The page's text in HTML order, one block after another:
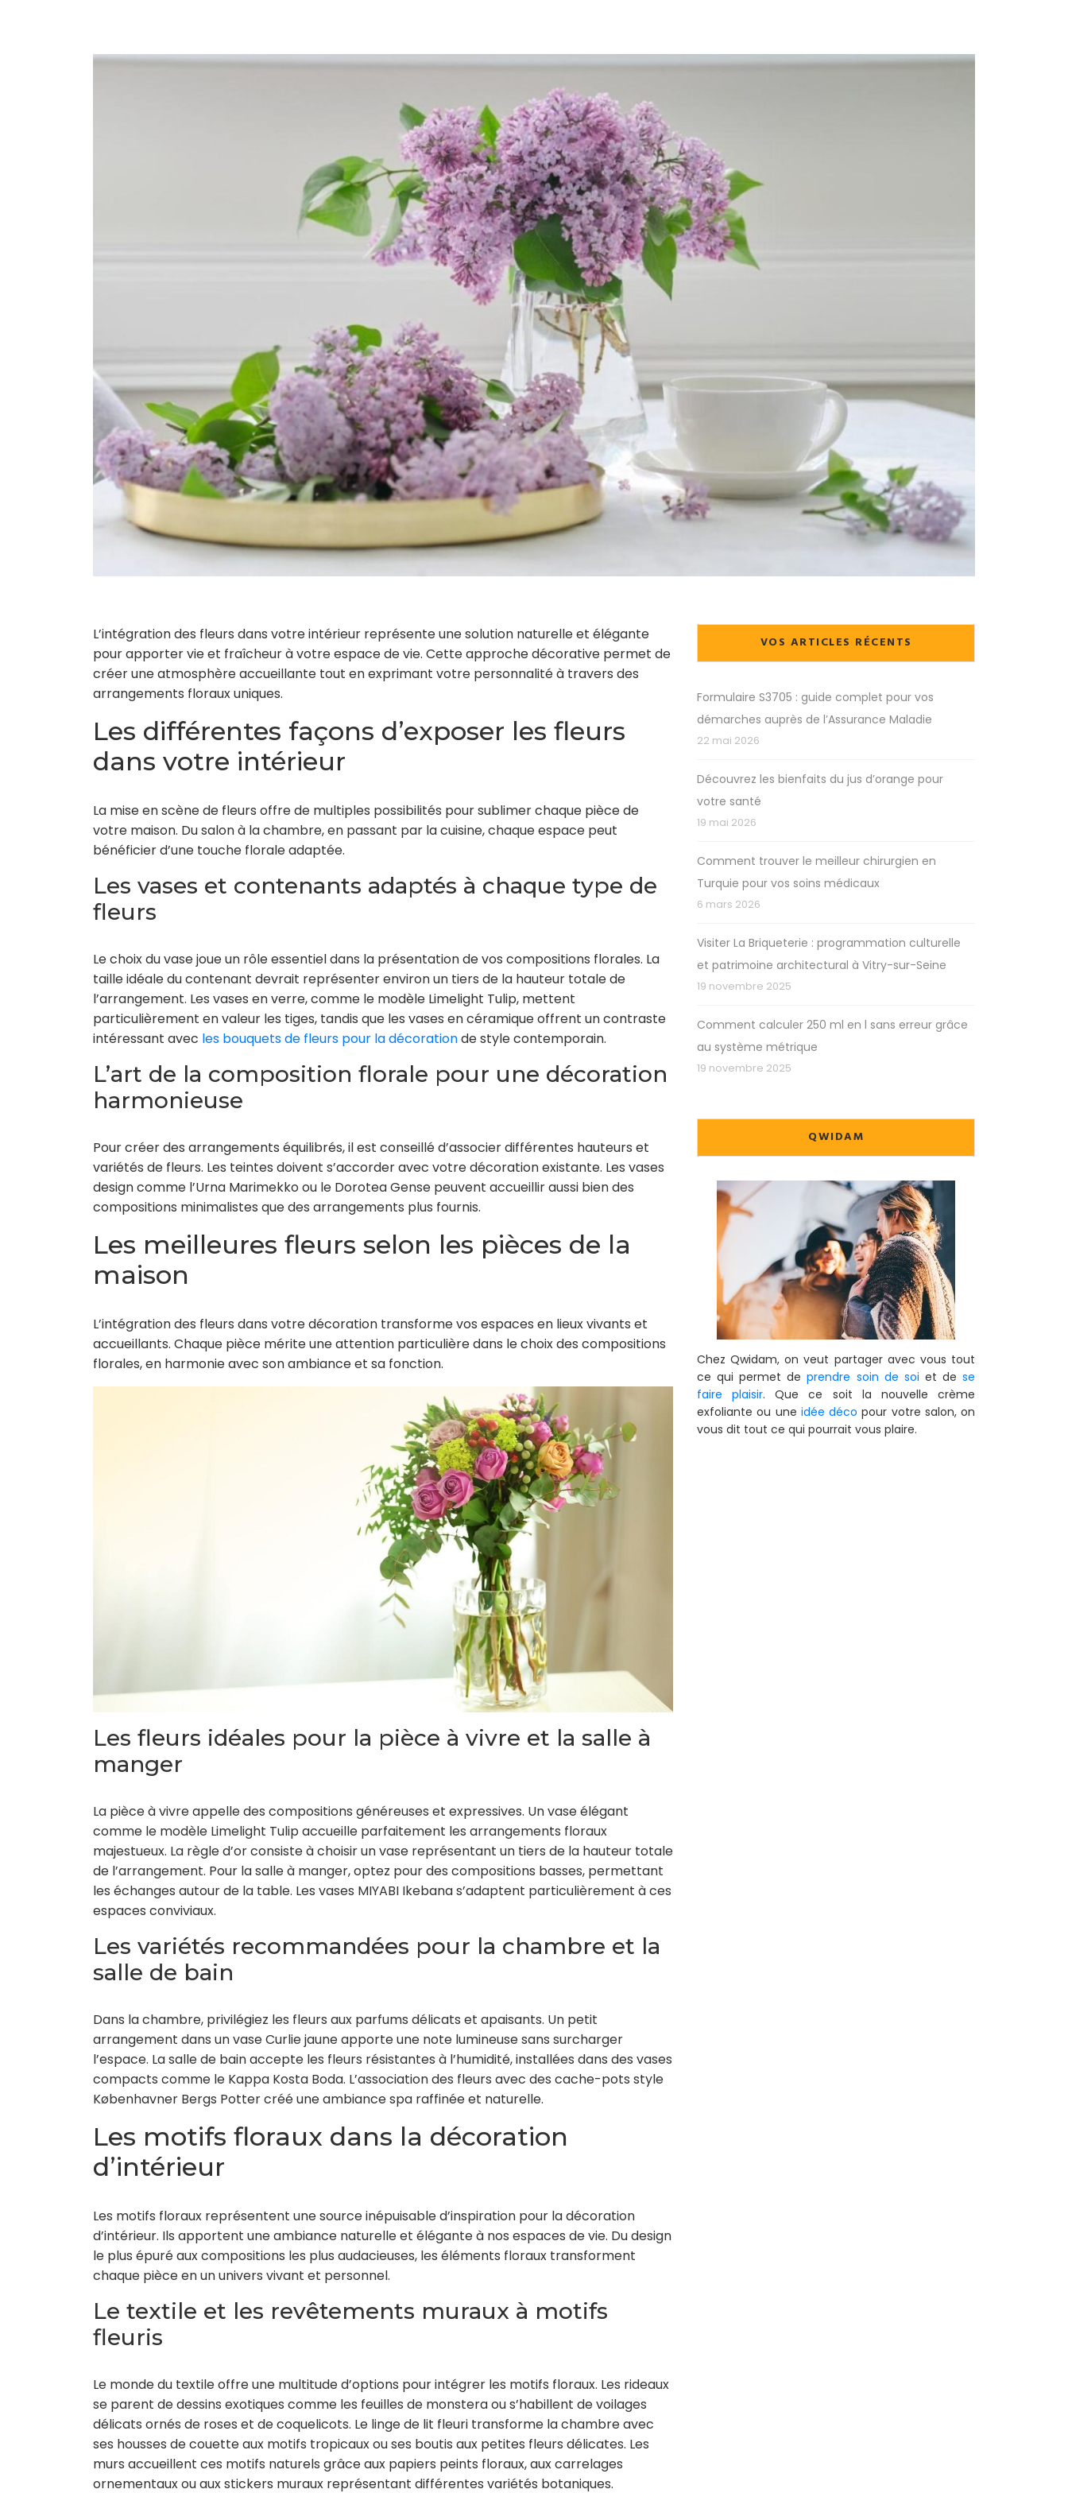
L’intégration des fleurs dans votre intérieur représente une solution naturelle et élégante
pour apporter vie et fraîcheur à votre espace de vie. Cette approche décorative permet de
créer une atmosphère accueillante tout en exprimant votre personnalité à travers des
arrangements floraux uniques.
Les différentes façons d’exposer les fleurs
dans votre intérieur
La mise en scène de fleurs offre de multiples possibilités pour sublimer chaque pièce de
votre maison. Du salon à la chambre, en passant par la cuisine, chaque espace peut
bénéficier d’une touche florale adaptée.
Les vases et contenants adaptés à chaque type de
fleurs
Le choix du vase joue un rôle essentiel dans la présentation de vos compositions florales. La
taille idéale du contenant devrait représenter environ un tiers de la hauteur totale de
l’arrangement. Les vases en verre, comme le modèle Limelight Tulip, mettent
particulièrement en valeur les tiges, tandis que les vases en céramique offrent un contraste
intéressant avec les bouquets de fleurs pour la décorationde style contemporain.
L’art de la composition florale pour une décoration
harmonieuse
Pour créer des arrangements équilibrés, il est conseillé d’associer différentes hauteurs et
variétés de fleurs. Les teintes doivent s’accorder avec votre décoration existante. Les vases
design comme l’Urna Marimekko ou le Dorotea Gense peuvent accueillir aussi bien des
compositions minimalistes que des arrangements plus fournis.
Les meilleures fleurs selon les pièces de la
maison
L’intégration des fleurs dans votre décoration transforme vos espaces en lieux vivants et
accueillants. Chaque pièce mérite une attention particulière dans le choix des compositions
florales, en harmonie avec son ambiance et sa fonction.
Les fleurs idéales pour la pièce à vivre et la salle à
manger
La pièce à vivre appelle des compositions généreuses et expressives. Un vase élégant
comme le modèle Limelight Tulip accueille parfaitement les arrangements floraux
majestueux. La règle d’or consiste à choisir un vase représentant un tiers de la hauteur totale
de l’arrangement. Pour la salle à manger, optez pour des compositions basses, permettant
les échanges autour de la table. Les vases MIYABI Ikebana s’adaptent particulièrement à ces
espaces conviviaux.
Les variétés recommandées pour la chambre et la
salle de bain
Dans la chambre, privilégiez les fleurs aux parfums délicats et apaisants. Un petit
arrangement dans un vase Curlie jaune apporte une note lumineuse sans surcharger
l’espace. La salle de bain accepte les fleurs résistantes à l’humidité, installées dans des vases
compacts comme le Kappa Kosta Boda. L’association des fleurs avec des cache-pots style
Københavner Bergs Potter créé une ambiance spa raffinée et naturelle.
Les motifs floraux dans la décoration
d’intérieur
Les motifs floraux représentent une source inépuisable d’inspiration pour la décoration
d’intérieur. Ils apportent une ambiance naturelle et élégante à nos espaces de vie. Du design
le plus épuré aux compositions les plus audacieuses, les éléments floraux transforment
chaque pièce en un univers vivant et personnel.
Le textile et les revêtements muraux à motifs
fleuris
Le monde du textile offre une multitude d’options pour intégrer les motifs floraux. Les rideaux
se parent de dessins exotiques comme les feuilles de monstera ou s’habillent de voilages
délicats ornés de roses et de coquelicots. Le linge de lit fleuri transforme la chambre avec
ses housses de couette aux motifs tropicaux ou ses boutis aux petites fleurs délicates. Les
murs accueillent ces motifs naturels grâce aux papiers peints floraux, aux carrelages
ornementaux ou aux stickers muraux représentant différentes variétés botaniques.
VOS ARTICLES RÉCENTS
Formulaire S3705 : guide complet pour vos
démarches auprès de l’Assurance Maladie
22 mai 2026
Découvrez les bienfaits du jus d’orange pour
votre santé
19 mai 2026
Comment trouver le meilleur chirurgien en
Turquie pour vos soins médicaux
6 mars 2026
Visiter La Briqueterie : programmation culturelle
et patrimoine architectural à Vitry-sur-Seine
19 novembre 2025
Comment calculer 250 ml en l sans erreur grâce
au système métrique
19 novembre 2025
QWIDAM
Chez Qwidam, on veut partager avec vous tout
ce qui permet deprendre soin de soi et dese
faire plaisir. Que ce soit la nouvelle crème
exfoliante ou une idée déco pour votre salon, on
vous dit tout ce qui pourrait vous plaire.